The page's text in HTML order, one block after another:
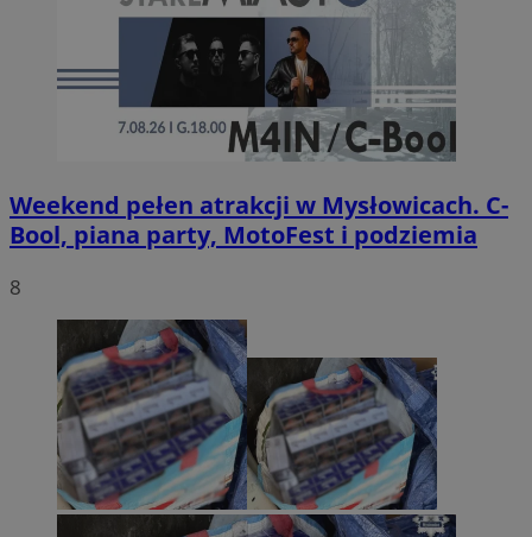
Weekend pełen atrakcji w Mysłowicach. C-
Bool, piana party, MotoFest i podziemia
8